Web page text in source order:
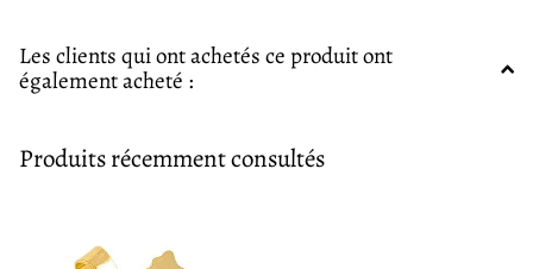
Les clients qui ont achetés ce produit ont
également acheté :
Produits récemment consultés